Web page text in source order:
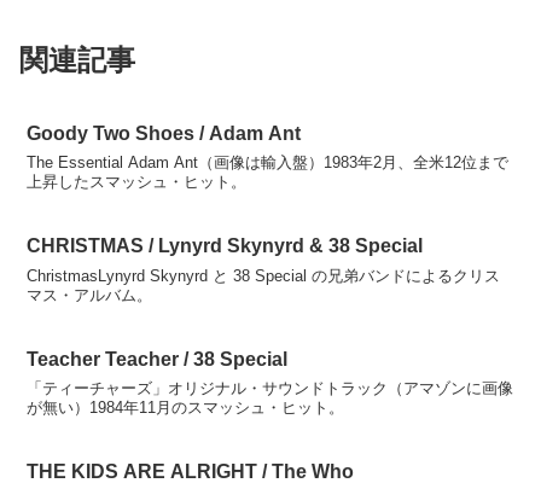
関連記事
Goody Two Shoes / Adam Ant
The Essential Adam Ant（画像は輸入盤）1983年2月、全米12位まで
上昇したスマッシュ・ヒット。
CHRISTMAS / Lynyrd Skynyrd & 38 Special
ChristmasLynyrd Skynyrd と 38 Special の兄弟バンドによるクリス
マス・アルバム。
Teacher Teacher / 38 Special
「ティーチャーズ」オリジナル・サウンドトラック（アマゾンに画像
が無い）1984年11月のスマッシュ・ヒット。
THE KIDS ARE ALRIGHT / The Who